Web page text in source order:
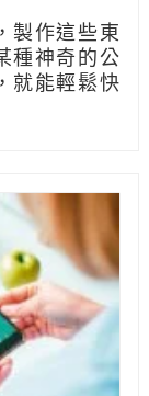
製作這些東
種神奇的公
就能輕鬆快